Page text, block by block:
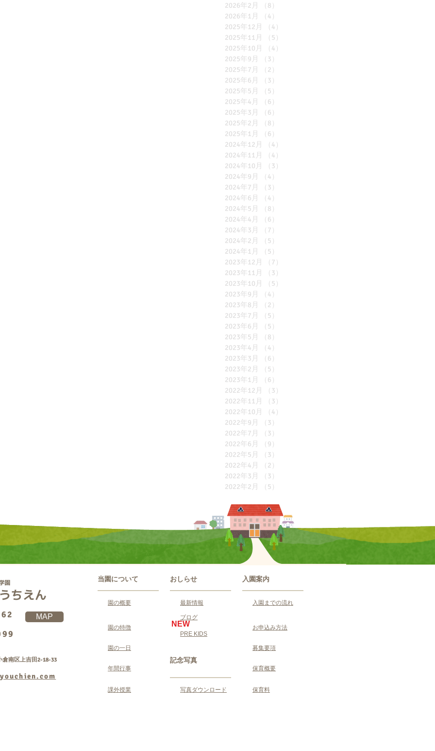
2026年2月
（8）
2026年1月
（4）
2025年12月
（4）
2025年11月
（5）
2025年10月
（4）
2025年9月
（3）
2025年7月
（2）
2025年6月
（3）
2025年5月
（5）
2025年4月
（6）
2025年3月
（6）
2025年2月
（8）
2025年1月
（6）
2024年12月
（4）
2024年11月
（4）
2024年10月
（3）
2024年9月
（4）
2024年7月
（3）
2024年6月
（4）
2024年5月
（8）
2024年4月
（6）
2024年3月
（7）
2024年2月
（5）
2024年1月
（5）
2023年12月
（7）
2023年11月
（3）
2023年10月
（5）
2023年9月
（4）
2023年8月
（2）
2023年7月
（5）
2023年6月
（5）
2023年5月
（8）
2023年4月
（4）
2023年3月
（6）
2023年2月
（5）
2023年1月
（6）
2022年12月
（3）
2022年11月
（3）
2022年10月
（4）
2022年9月
（3）
2022年7月
（3）
2022年6月
（9）
2022年5月
（3）
2022年4月
（2）
2022年3月
（3）
2022年2月
（5）
MAP
南区上吉田2-18-33
当園について
園の概要
園の特徴
園の一日
年間行事
おしらせ
最新情報
ブログ
記念写真
入園案内
入園までの流れ
お申込み方法
募集要項
保育概要
課外授業 写真ダウンロード 保育料
PRE KIDS
NEW